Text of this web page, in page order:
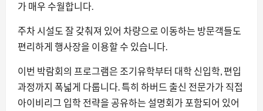
가 매우 수월합니다.
주차 시설도 잘 갖춰져 있어 차량으로 이동하는 방문객들도
편리하게 행사장을 이용할 수 있습니다.
이번 박람회의 프로그램은 조기유학부터 대학 신입학, 편입
과정까지 폭넓게 다룹니다. 특히 하버드 출신 전문가가 직접
아이비리그 입학 전략을 공유하는 설명회가 포함되어 있어